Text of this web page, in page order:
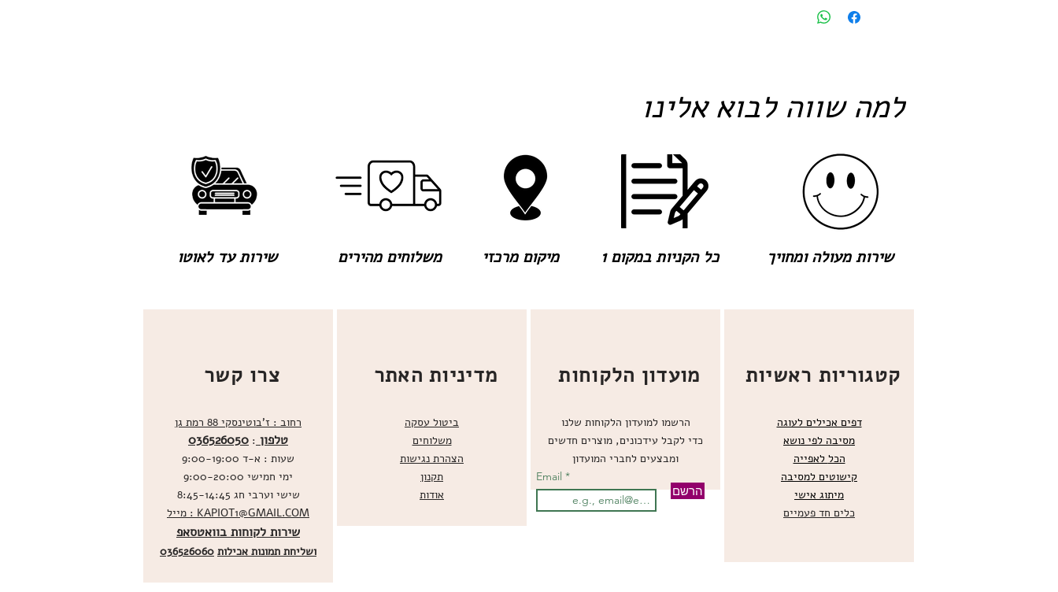
שירות עד לאוטו משלוחים מהירים
למה שווה לבוא אלינו
מיקום מרכזי כל הקניות במקום 1 שירות מעולה ומחויך
צרו קשר
רחוב : ז'בוטינסקי 88 רמת גן
טלפון :
036526050
שעות : א-ד 9:00-19:00
ימי חמישי 9:00-20:00
שישי וערבי חג 8:45-14:45
מייל : KAPIOT1@GMAIL.COM
שירות לקוחות בוואטסאפ
ושליחת תמונות אכילות 036526060
מדיניות האתר
ביטול עסקה
משלוחים
הצהרת נגישות
תקנון
אודות
מועדון הלקוחות
הרשמו למועדון הלקוחות שלנו
כדי לקבל עידכונים, מוצרים חדשים
ומבצעים לחברי המועדון
קטגוריות ראשיות
דפים אכילים לעוגה
מסיבה לפי נושא
הכל לאפייה
קישוטים למסיבה
מיתוג אישי
כלים חד פעמיים
Email
הרשם